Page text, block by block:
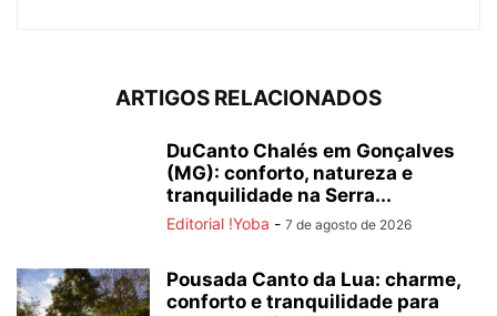
ARTIGOS RELACIONADOS
DuCanto Chalés em Gonçalves
(MG): conforto, natureza e
tranquilidade na Serra...
Editorial !Yoba - 7 de agosto de 2026
Pousada Canto da Lua: charme,
conforto e tranquilidade para